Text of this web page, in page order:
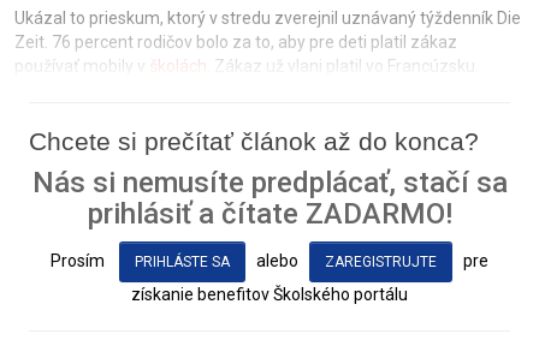
Ukázal to prieskum, ktorý v stredu zverejnil uznávaný týždenník Die
Zeit. 76 percent rodičov bolo za to, aby pre deti platil zákaz
používať mobily v školách . Zákaz už vlani platil vo Francúzsku.
Chcete si prečítať článok až do konca?
Nás si nemusíte predplácať, stačí sa
prihlásiť a čítate ZADARMO!
Prosím PRIHLÁSTE SA alebo ZAREGISTRUJTE
pre
získanie benefitov Školského portálu